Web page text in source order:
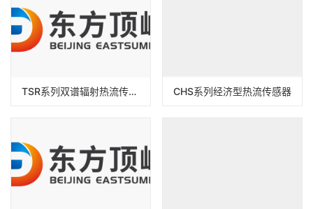
TSR系列双谱辐射热流传感器 CHS系列经济型热流传感器